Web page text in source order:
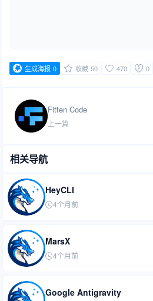
生成海报 0 收藏 50 470 0
Fitten Code
上一篇
相关导航
HeyCLI
4个月前
MarsX
4个月前
Google Antigravity